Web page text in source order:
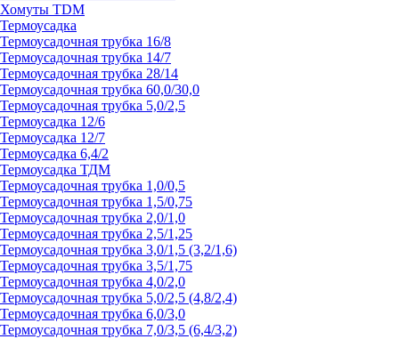
Хомуты TDM
Термоусадка
Термоусадочная трубка 16/8
Термоусадочная трубка 14/7
Термоусадочная трубка 28/14
Термоусадочная трубка 60,0/30,0
Термоусадочная трубка 5,0/2,5
Термоусадка 12/6
Термоусадка 12/7
Термоусадка 6,4/2
Термоусадка ТДМ
Термоусадочная трубка 1,0/0,5
Термоусадочная трубка 1,5/0,75
Термоусадочная трубка 2,0/1,0
Термоусадочная трубка 2,5/1,25
Термоусадочная трубка 3,0/1,5 (3,2/1,6)
Термоусадочная трубка 3,5/1,75
Термоусадочная трубка 4,0/2,0
Термоусадочная трубка 5,0/2,5 (4,8/2,4)
Термоусадочная трубка 6,0/3,0
Термоусадочная трубка 7,0/3,5 (6,4/3,2)